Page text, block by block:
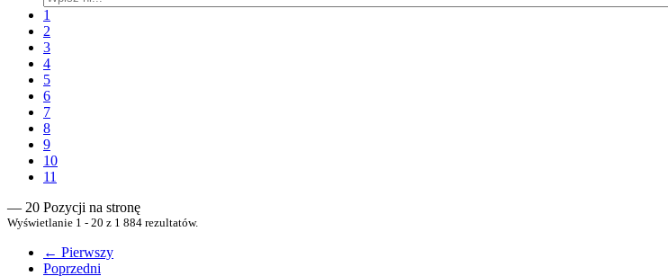
1
2
3
4
5
6
7
8
9
10
11
— 20 Pozycji na stronę
Wyświetlanie 1 - 20 z 1 884 rezultatów.
← Pierwszy
Poprzedni